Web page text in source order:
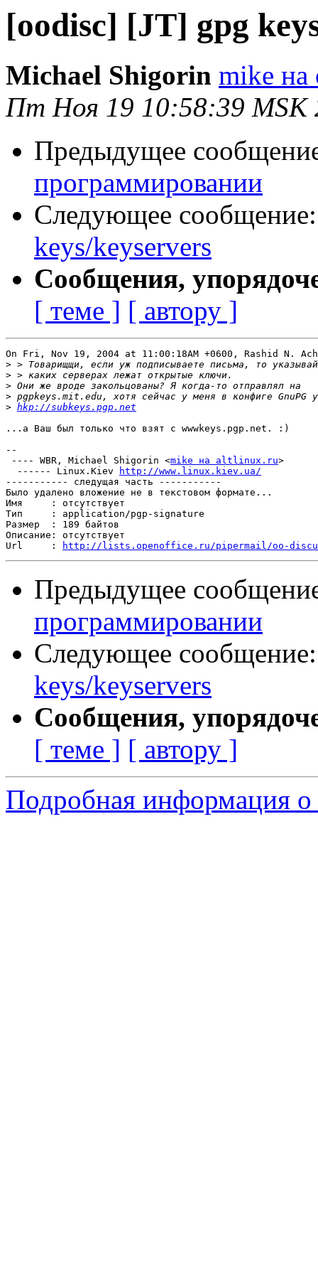
[oodisc] [JT] gpg
Michael Shigorin mike на
Пт Ноя 19 10:58:39 MSK
Предыдущее
программировании
Следующее
keys/keyservers
Сообщения,
[ теме ] [ автору ]
On Fri, Nov 19, 2004 at 11:00:18AM +0600, Rashid N.
>
>
>
>
> hkp://subkeys.pgp.net
...а Ваш был только что взят с wwwkeys.pgp.net. :)
--
---- WBR, Michael Shigorin <mike на altlinux.ru>
  ------ Linux.Kiev
http://www.linux.kiev.ua/
----------- следущая часть -----------
Было удалено вложение не в текстовом формате...
Имя     : отсутствует
Тип     : application/pgp-signature
Размер  : 189 байтов
Описание: отсутствует
Url     :
http://lists.openoffice.ru/pipermail/oo-
Предыдущее
программировании
Следующее
keys/keyservers
Сообщения,
[ теме ] [ автору ]
Подробная информация о